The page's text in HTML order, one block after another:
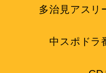
多治見アスリ
中スポドラ